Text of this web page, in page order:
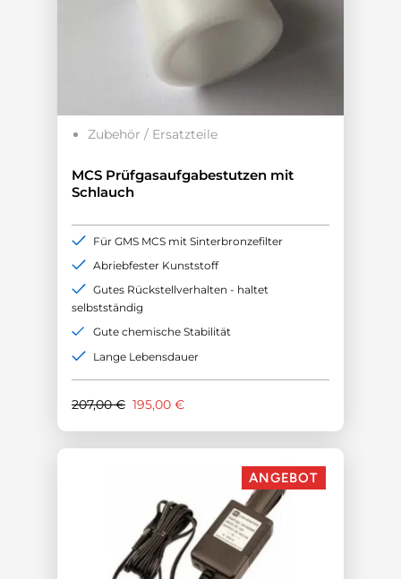
Zubehör / Ersatzteile
MCS Prüfgasaufgabestutzen mit
Schlauch
207,00€ Ursprünglicher
Preis
war:
195,00€Aktueller
ist:
Für GMS MCS mit Sinterbronzefilter
Abriebfester Kunststoff
Gutes Rückstellverhalten - haltet
selbstständig
Gute chemische Stabilität
Lange Lebensdauer
ANGEBOT